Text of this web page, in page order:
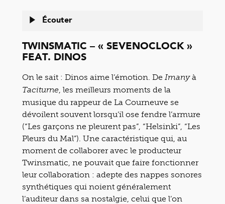
Écouter
TWINSMATIC – « SEVENOCLOCK »
FEAT. DINOS
On le sait : Dinos aime l’émotion. De Imanyà
Taciturne , les meilleurs moments de la
musique du rappeur de La Courneuve se
dévoilent souvent lorsqu’il ose fendre l’armure
(“Les garçons ne pleurent pas”, “Helsinki”, “Les
Pleurs du Mal”). Une caractéristique qui, au
moment de collaborer avec le producteur
Twinsmatic, ne pouvait que faire fonctionner
leur collaboration : adepte des nappes sonores
synthétiques qui noient généralement
l’auditeur dans sa nostalgie, celui que l’on